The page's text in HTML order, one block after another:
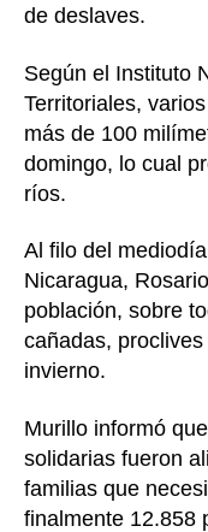
de deslaves.
Según el Instituto
Territoriales,
más de 100
domingo, lo cual
ríos.
Al filo del
Nicaragua,
población, sobre
cañadas,
invierno.
Murillo informó
solidarias fueron
familias que
finalmente 12.858